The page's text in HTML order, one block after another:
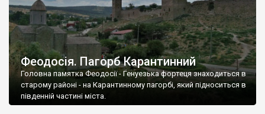
Феодосія. Пагорб Карантинний
Головна памятка Феодосії - Генуезька фортеця знаходиться в
старому районі - на Карантинному пагорбі, який підноситься в
південній частині міста.